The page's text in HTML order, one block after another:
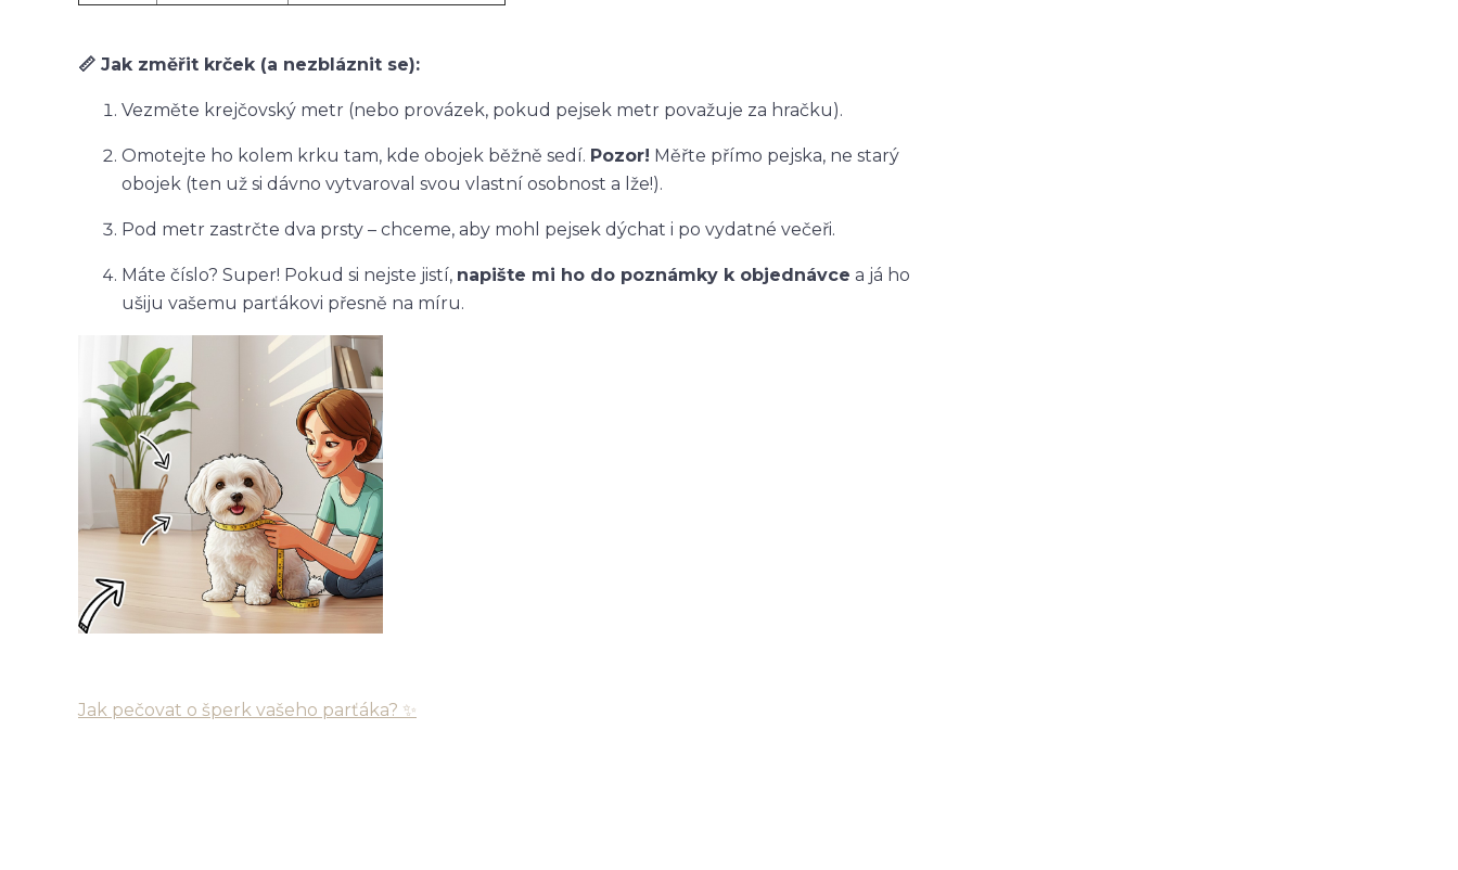
📏 Jak změřit krček (a nezbláznit se):
Vezměte krejčovský metr (nebo provázek, pokud pejsek metr považuje za hračku).
Omotejte ho kolem krku tam, kde obojek běžně sedí. Pozor! Měřte přímo pejska, ne starý
obojek (ten už si dávno vytvaroval svou vlastní osobnost a lže!).
Pod metr zastrčte dva prsty – chceme, aby mohl pejsek dýchat i po vydatné večeři.
Máte číslo? Super! Pokud si nejste jistí, napište mi ho do poznámky k objednávce a já ho
ušiju vašemu parťákovi přesně na míru.
Jak pečovat o šperk vašeho parťáka? ✨